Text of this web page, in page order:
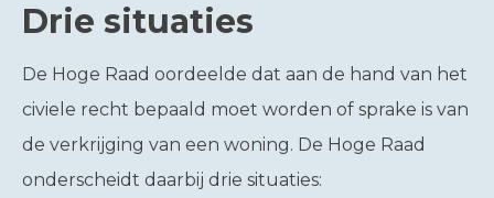
Drie situaties
De Hoge Raad oordeelde dat aan de hand van het
civiele recht bepaald moet worden of sprake is van
de verkrijging van een woning. De Hoge Raad
onderscheidt daarbij drie situaties: